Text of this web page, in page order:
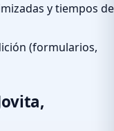
y tiempos de
(formularios,